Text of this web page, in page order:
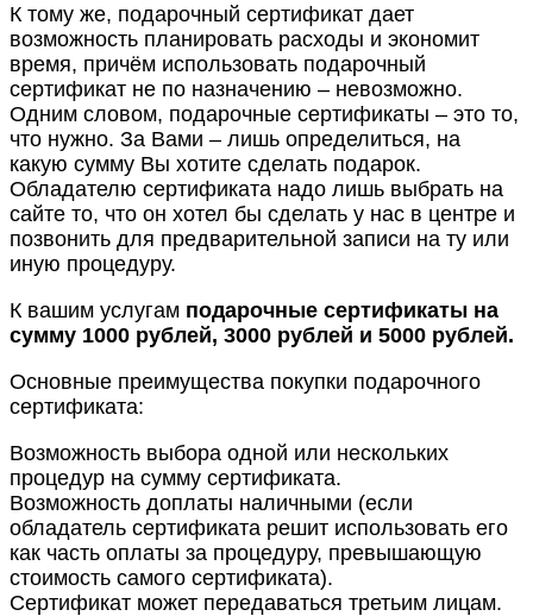
К тому же, подарочный сертификат дает
возможность планировать расходы и экономит
время, причём использовать подарочный
сертификат не по назначению – невозможно.
Одним словом, подарочные сертификаты – это то,
что нужно. За Вами – лишь определиться, на
какую сумму Вы хотите сделать подарок.
Обладателю сертификата надо лишь выбрать на
сайте то, что он хотел бы сделать у нас в центре и
позвонить для предварительной записи на ту или
иную процедуру.
К вашим услугам подарочные сертификаты на
сумму 1000 рублей, 3000 рублей и 5000 рублей.
Основные преимущества покупки подарочного
сертификата:
Возможность выбора одной или нескольких
процедур на сумму сертификата.
Возможность доплаты наличными (если
обладатель сертификата решит использовать его
как часть оплаты за процедуру, превышающую
стоимость самого сертификата).
Сертификат может передаваться третьим лицам.